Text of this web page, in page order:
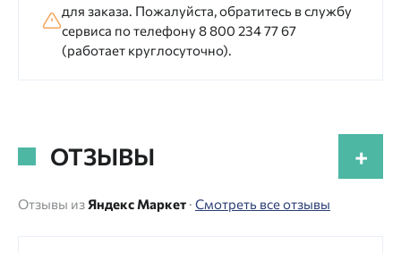
для заказа. Пожалуйста, обратитесь в службу
сервиса по телефону 8 800 234 77 67
(работает круглосуточно).
ОТЗЫВЫ +
Отзывы из Яндекс Маркет · Смотреть все отзывы